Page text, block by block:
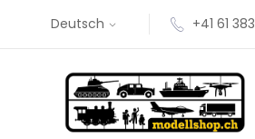
Deutsch +41 61